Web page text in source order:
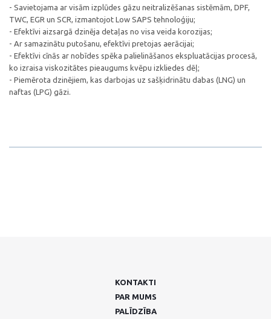
- Savietojama ar visām izplūdes gāzu neitralizēšanas sistēmām, DPF,
TWC, EGR un SCR, izmantojot Low SAPS tehnoloģiju;
- Efektīvi aizsargā dzinēja detaļas no visa veida korozijas;
- Ar samazinātu putošanu, efektīvi pretojas aerācijai;
- Efektīvi cīnās ar nobīdes spēka palielināšanos ekspluatācijas procesā,
ko izraisa viskozitātes pieaugums kvēpu izkliedes dēļ;
- Piemērota dzinējiem, kas darbojas uz sašķidrinātu dabas (LNG) un
naftas (LPG) gāzi.
KONTAKTI
PAR MUMS
PALĪDZĪBA